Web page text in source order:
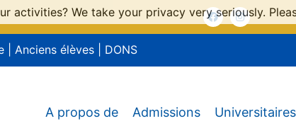
Anciens élèves DONS
A propos de Admissions Universitaires
activities? We take your privacy very seriously.